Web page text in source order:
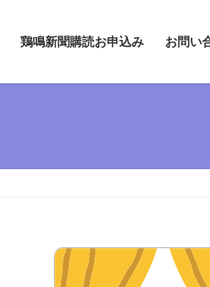
鶏鳴新聞購読お申込み お問い